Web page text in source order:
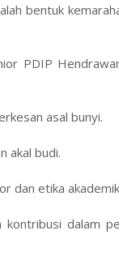
bentuk
PDIP
asal bunyi.
akal budi.
dan etika
dalam